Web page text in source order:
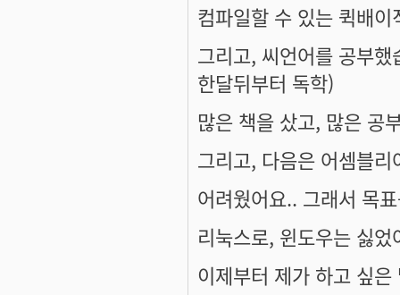
컴파일할 수 있는 퀵배
그리고, 씨언어를 공부
한달뒤부터 독학)
많은 책을 샀고, 많은 공
그리고, 다음은 어셈블
어려웠어요.. 그래서 목
리눅스로, 윈도우는 싫었
이제부터 제가 하고 싶